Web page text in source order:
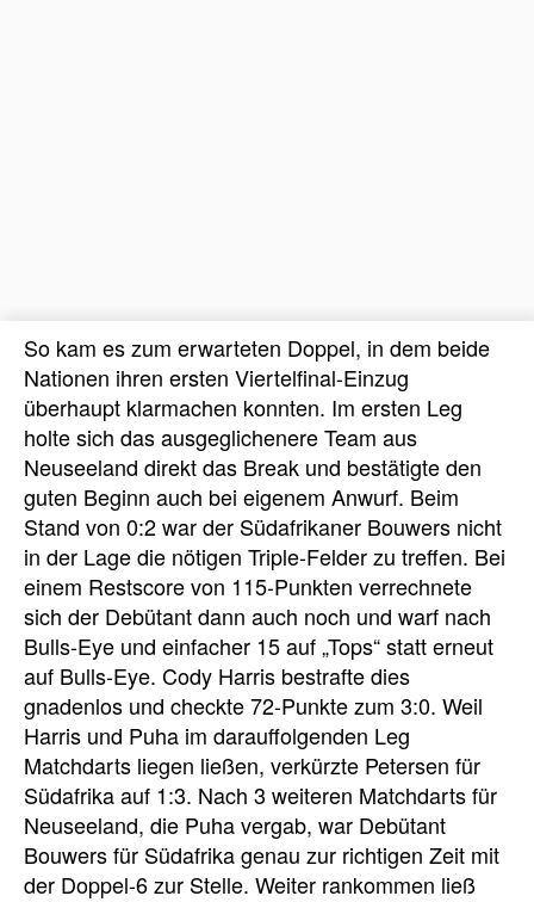
So kam es zum erwarteten Doppel, in dem beide
Nationen ihren ersten Viertelfinal-Einzug
überhaupt klarmachen konnten. Im ersten Leg
holte sich das ausgeglichenere Team aus
Neuseeland direkt das Break und bestätigte den
guten Beginn auch bei eigenem Anwurf. Beim
Stand von 0:2 war der Südafrikaner Bouwers nicht
in der Lage die nötigen Triple-Felder zu treffen. Bei
einem Restscore von 115-Punkten verrechnete
sich der Debütant dann auch noch und warf nach
Bulls-Eye und einfacher 15 auf „Tops“ statt erneut
auf Bulls-Eye. Cody Harris bestrafte dies
gnadenlos und checkte 72-Punkte zum 3:0. Weil
Harris und Puha im darauffolgenden Leg
Matchdarts liegen ließen, verkürzte Petersen für
Südafrika auf 1:3. Nach 3 weiteren Matchdarts für
Neuseeland, die Puha vergab, war Debütant
Bouwers für Südafrika genau zur richtigen Zeit mit
der Doppel-6 zur Stelle. Weiter rankommen ließ